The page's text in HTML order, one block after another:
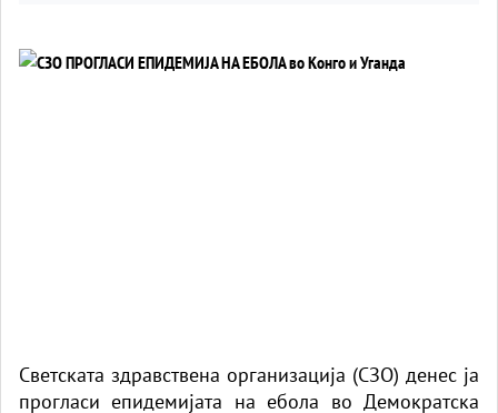
Светската здравствена организација (СЗО) денес ја
прогласи епидемијата на ебола во Демократска